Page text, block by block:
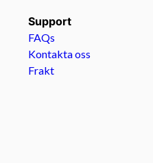
Support
FAQs
Kontakta oss
Frakt